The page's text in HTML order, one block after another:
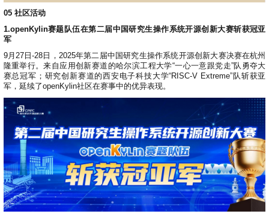
05 社区活动
1.openKylin赛题队伍在第二届中国研究生操作系统开源创新大赛斩获冠亚
军
9月27日-28日，2025年第二届中国研究生操作系统开源创新大赛决赛在杭州
隆重举行。来自应用创新赛道的哈尔滨工程大学“一心一意跟党走”队勇夺大
赛总冠军；研究创新赛道的西安电子科技大学“RISC-V Extreme”队斩获亚
军，延续了openKylin社区在赛事中的优异表现。